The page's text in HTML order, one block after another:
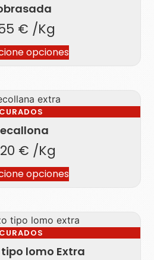
€ /Kg
opciones
CURADOS
€ /Kg
opciones
CURADOS
lomo Extra